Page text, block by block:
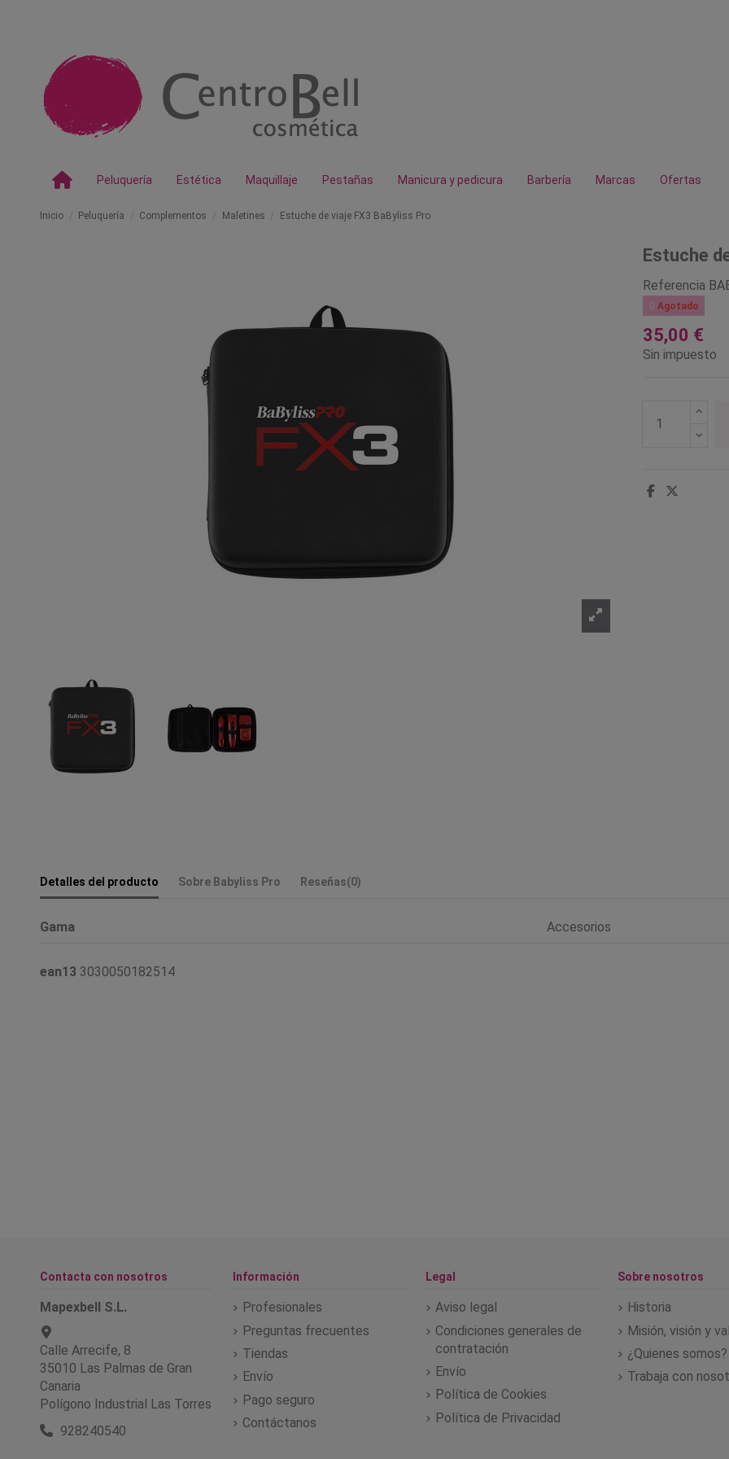
Peluquería Estética Maquillaje Pestañas Manicura y pedicura Barbería Marcas Ofertas
Inicio Peluquería Complementos Maletines Estuche de viaje FX3 BaByliss Pro
Estuche
Referencia
Agotado
35,00 €
Sin impuesto
Detalles del producto Sobre Babyliss Pro Reseñas(0)
Gama Accesorios
ean13 3030050182514
Contacta con nosotros
Mapexbell S.L.
Calle Arrecife, 8
35010 Las Palmas de Gran
Canaria
Polígono Industrial Las Torres
928240540
Información
Profesionales
Preguntas frecuentes
Tiendas
Envío
Pago seguro
Contáctanos
Legal
Aviso legal
Condiciones generales de
contratación
Envío
Política de Cookies
Política de Privacidad
Sobre nosotros
Historia
Misión, visión y
¿Quienes somos?
Trabaja con